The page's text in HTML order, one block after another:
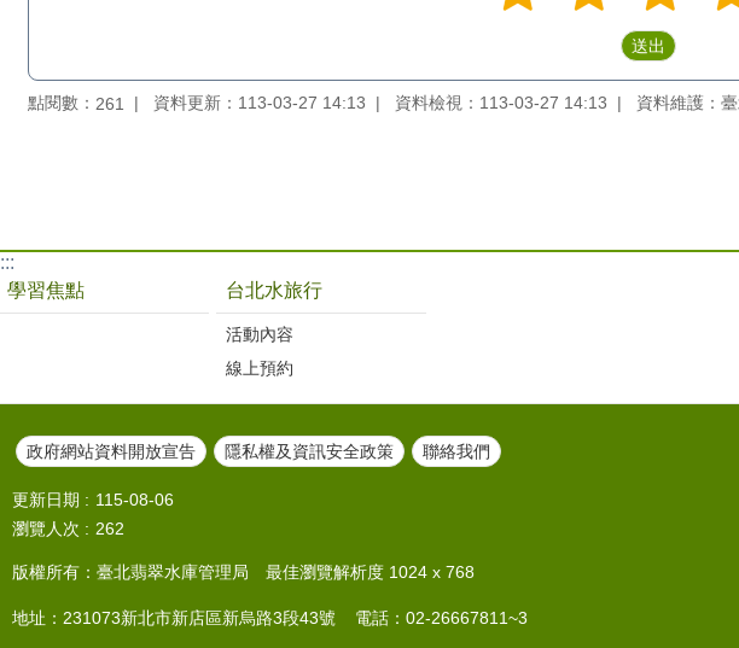
點閱數： 261 資料更新：113-03-27 14:13 資料檢視：113-03-27 14:13 資料維護：
:::
學習焦點
台北水旅行
活動內容
線上預約
政府網站資料開放宣告 隱私權及資訊安全政策 聯絡我們
更新日期
115-08-06
瀏覽人次
262
版權所有：臺北翡翠水庫管理局 最佳瀏覽解析度 1024 x 768
地址：231073新北市新店區新烏路3段43號 電話：02-26667811~3